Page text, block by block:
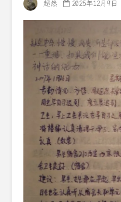
超然 2025年12月9日